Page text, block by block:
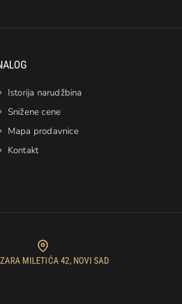
Istorija narudžbina
Snižene cene
Mapa prodavnice
Kontakt
MILETIĆA 42, NOVI SAD